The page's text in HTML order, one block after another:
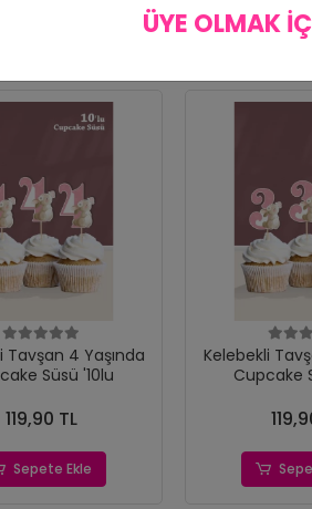
Tavşan 4 Yaşında
Süsü '10lu
119,90 TL
Sepete Ekle
Kelebekli
Cupcake
ÜYE OLMAK